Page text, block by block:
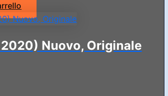
Nuovo, Originale